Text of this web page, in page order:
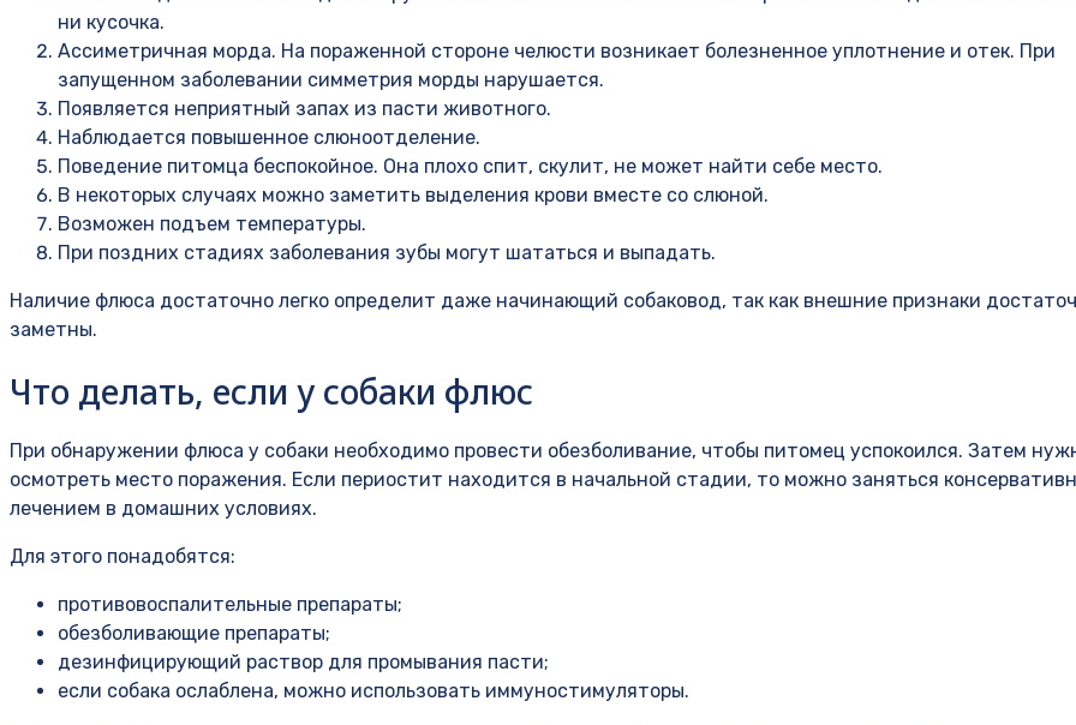
ни кусочка.
Ассиметричная морда. На пораженной стороне челюсти возникает болезненное уплотнение и отек. При
запущенном заболевании симметрия морды нарушается.
Появляется неприятный запах из пасти животного.
Наблюдается повышенное слюноотделение.
Поведение питомца беспокойное. Она плохо спит, скулит, не может найти себе место.
В некоторых случаях можно заметить выделения крови вместе со слюной.
Возможен подъем температуры.
При поздних стадиях заболевания зубы могут шататься и выпадать.
Наличие флюса достаточно легко определит даже начинающий собаковод, так как внешние признаки
заметны.
Что делать, если у собаки флюс
При обнаружении флюса у собаки необходимо провести обезболивание, чтобы питомец успокоился. Затем
осмотреть место поражения. Если периостит находится в начальной стадии, то можно заняться
лечением в домашних условиях.
Для этого понадобятся:
противовоспалительные препараты;
обезболивающие препараты;
дезинфицирующий раствор для промывания пасти;
если собака ослаблена, можно использовать иммуностимуляторы.